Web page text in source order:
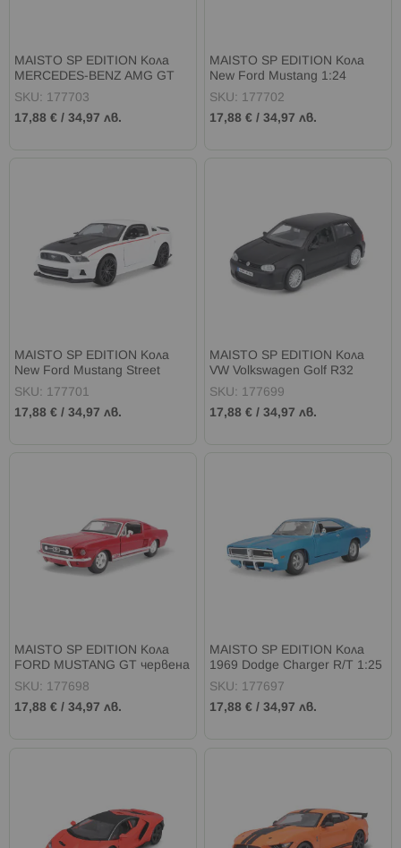
MAISTO SP EDITION Кола
MERCEDES-BENZ AMG GT
1:24 жълта
SKU: 177703
17,88 € / 34,97 лв.
MAISTO SP EDITION Кола
New Ford Mustang 1:24
оранжева
SKU: 177702
17,88 € /34,97 лв.
MAISTO SP EDITION Кола
New Ford Mustang Street
Racer бяла
SKU: 177701
17,88 € / 34,97 лв.
MAISTO SP EDITION Кола
VW Volkswagen Golf R32
черна
SKU: 177699
17,88 € /34,97 лв.
MAISTO SP EDITION Кола
FORD MUSTANG GT червена
SKU: 177698
17,88 € / 34,97 лв.
MAISTO SP EDITION Кола
1969 Dodge Charger R/T 1:25
синя
SKU: 177697
17,88 € /34,97 лв.